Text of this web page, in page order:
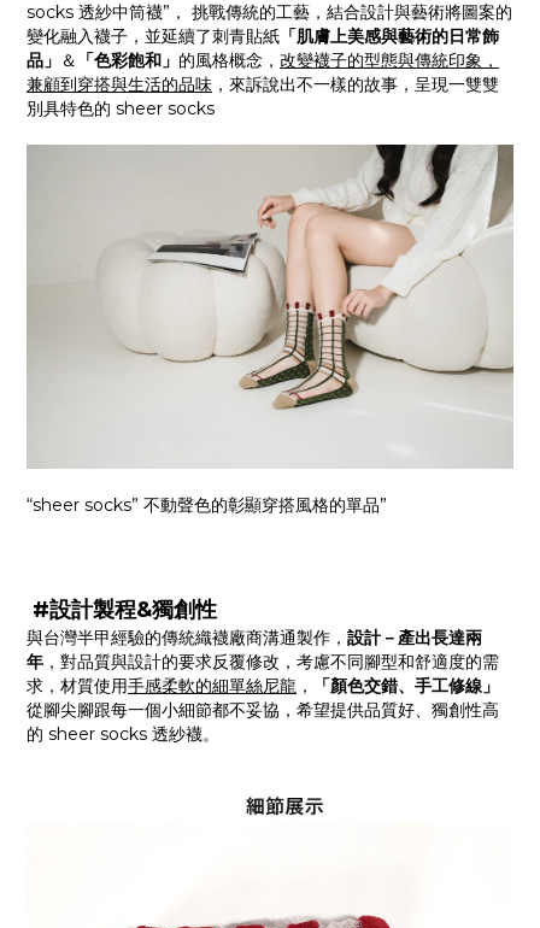
socks 透紗中筒襪”， 挑戰傳統的工藝，結合設計與藝術將圖案的
變化融入襪子，並延續了刺青貼紙 「肌膚上美感與藝術的日常飾
品」 ＆ 「色彩飽和」 的風格概念， 改變襪子的型態與傳統印象，
兼顧到穿搭與生活的品味 ，來訴說出不一樣的故事，呈現一雙雙
別具特色的 sheer socks
“sheer socks” 不動聲色的彰顯穿搭風格的單品”
#設計製程&獨創性
與台灣半甲經驗的傳統織襪廠商溝通製作， 設計－產出長達兩
年 ，對品質與設計的要求反覆修改，考慮不同腳型和舒適度的需
求，材質使用手感柔軟的細單絲尼龍 ，
「顏色交錯、手工修線」
從腳尖腳跟每一個小細節都不妥協，希望提供品質好、獨創性高
的 sheer socks 透紗襪。